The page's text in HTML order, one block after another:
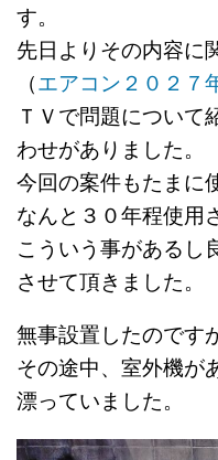
す。
先日よりその内容に
（エアコン２０２７
ＴＶで問題について
わせがありました。
今回の案件もたまに
なんと３０年程使用
こういう事があるし
させて頂きました。
無事設置したのです
その途中、室外機が
漂っていました。